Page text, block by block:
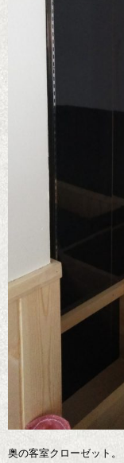
奥の客室クローゼット。